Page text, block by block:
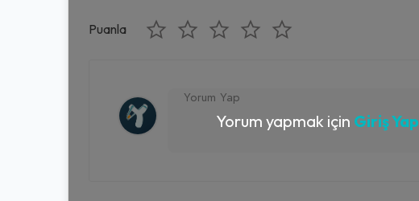
Puanla
Yorum yapmak için Giriş Yap